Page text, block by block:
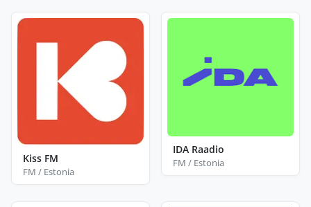
Kiss FM
FM / Estonia
IDA Raadio
FM / Estonia